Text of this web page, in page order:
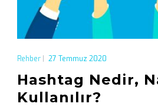
Rehber| 27 Temmuz 2020
Hashtag Nedir,
Kullanılır?